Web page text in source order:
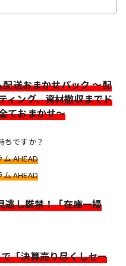
送おまかせパック ～配
ィング、資材撤収までド
ておまかせ～
ちですか？
AHEAD
AHEAD
逃し厳禁！「在庫一掃
「決算売り尽くしセー